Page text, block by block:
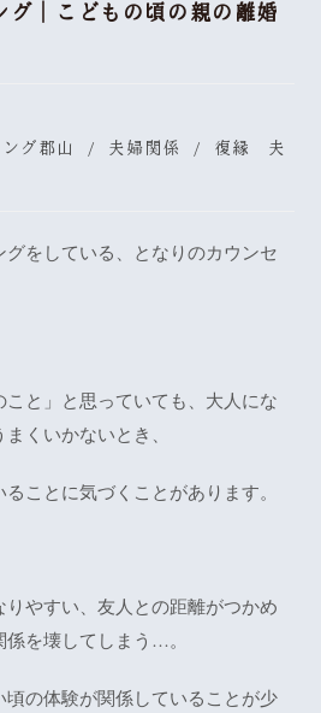
グ｜こどもの頃の親の離婚
グ郡山
/ 夫婦関係 /
復縁 夫
をしている、となりのカウンセ
こと」と思っていても、大人にな
くいかないとき、
ことに気づくことがあります。
やすい、友人との距離がつかめ
を壊してしまう…。
の体験が関係していることが少